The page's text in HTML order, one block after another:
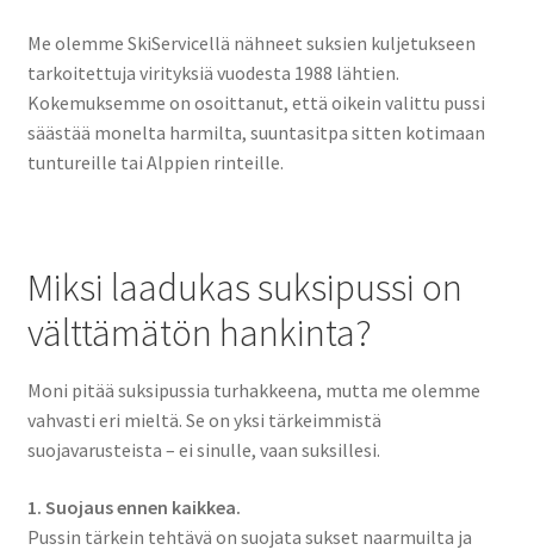
Me olemme SkiServicellä nähneet suksien kuljetukseen
tarkoitettuja virityksiä vuodesta 1988 lähtien.
Kokemuksemme on osoittanut, että oikein valittu pussi
säästää monelta harmilta, suuntasitpa sitten kotimaan
tuntureille tai Alppien rinteille.
Miksi laadukas suksipussi on
välttämätön hankinta?
Moni pitää suksipussia turhakkeena, mutta me olemme
vahvasti eri mieltä. Se on yksi tärkeimmistä
suojavarusteista – ei sinulle, vaan suksillesi.
1. Suojaus ennen kaikkea.
Pussin tärkein tehtävä on suojata sukset naarmuilta ja